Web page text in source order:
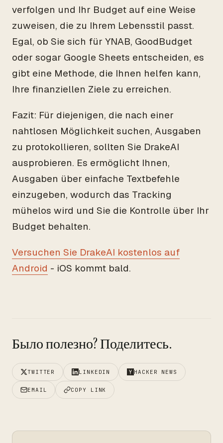
verfolgen und Ihr Budget auf eine Weise
zuweisen, die zu Ihrem Lebensstil passt.
Egal, ob Sie sich für YNAB, GoodBudget
oder sogar Google Sheets entscheiden, es
gibt eine Methode, die Ihnen helfen kann,
Ihre finanziellen Ziele zu erreichen.
Fazit: Für diejenigen, die nach einer
nahtlosen Möglichkeit suchen, Ausgaben
zu protokollieren, sollten Sie DrakeAI
ausprobieren. Es ermöglicht Ihnen,
Ausgaben über einfache Textbefehle
einzugeben, wodurch das Tracking
mühelos wird und Sie die Kontrolle über Ihr
Budget behalten.
Versuchen Sie DrakeAI kostenlos auf
Android - iOS kommt bald.
Было полезно? Поделитесь.
TWITTER LINKEDIN HACKER NEWS
EMAIL COPY LINK